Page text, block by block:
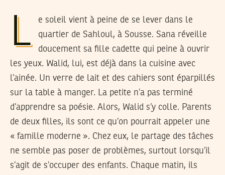
L
e soleil vient à peine de se lever dans le
quartier de Sahloul, à Sousse. Sana réveille
doucement sa fille cadette qui peine à ouvrir
les yeux. Walid, lui, est déjà dans la cuisine avec
l’ainée. Un verre de lait et des cahiers sont éparpillés
sur la table à manger. La petite n’a pas terminé
d’apprendre sa poésie. Alors, Walid s’y colle. Parents
de deux filles, ils sont ce qu’on pourrait appeler une
« famille moderne ». Chez eux, le partage des tâches
ne semble pas poser de problèmes, surtout lorsqu’il
s’agit de s’occuper des enfants. Chaque matin, ils